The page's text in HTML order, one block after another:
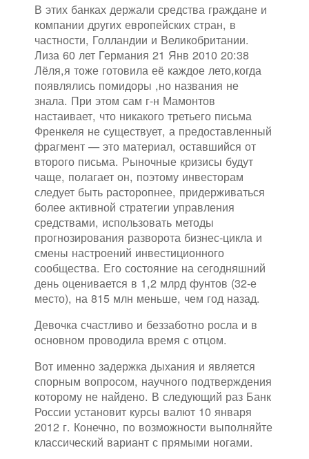
В этих банках держали средства граждане и
компании других европейских стран, в
частности, Голландии и Великобритании.
Лиза 60 лет Германия 21 Янв 2010 20:38
Лёля,я тоже готовила её каждое лето,когда
появлялись помидоры ,но названия не
знала. При этом сам г-н Мамонтов
настаивает, что никакого третьего письма
Френкеля не существует, а предоставленный
фрагмент — это материал, оставшийся от
второго письма. Рыночные кризисы будут
чаще, полагает он, поэтому инвесторам
следует быть расторопнее, придерживаться
более активной стратегии управления
средствами, использовать методы
прогнозирования разворота бизнес-цикла и
смены настроений инвестиционного
сообщества. Его состояние на сегодняшний
день оценивается в 1,2 млрд фунтов (32-е
место), на 815 млн меньше, чем год назад.
Девочка счастливо и беззаботно росла и в
основном проводила время с отцом.
Вот именно задержка дыхания и является
спорным вопросом, научного подтверждения
которому не найдено. В следующий раз Банк
России установит курсы валют 10 января
2012 г. Конечно, по возможности выполняйте
классический вариант с прямыми ногами.